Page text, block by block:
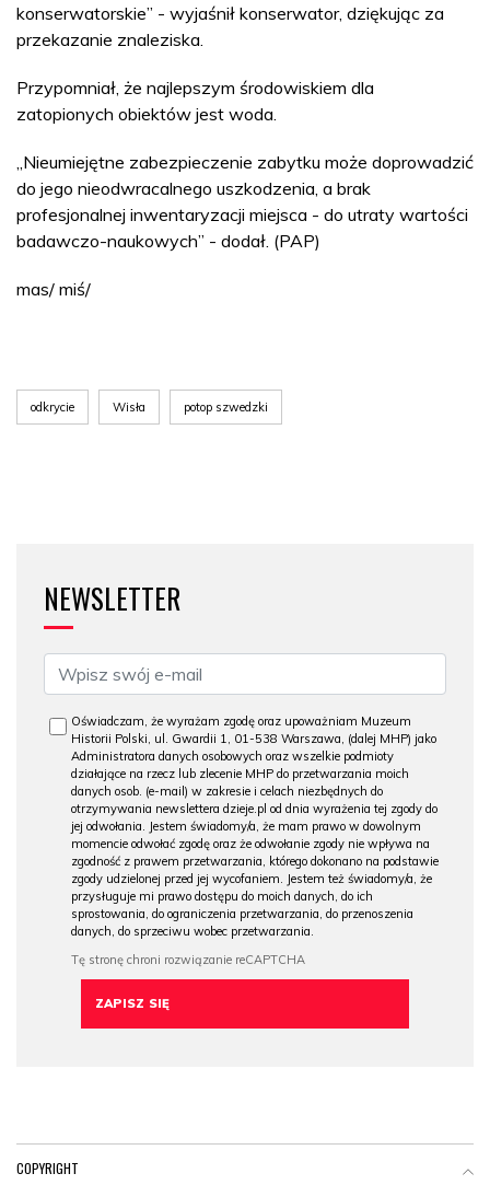
konserwatorskie” - wyjaśnił konserwator, dziękując za
przekazanie znaleziska.
Przypomniał, że najlepszym środowiskiem dla
zatopionych obiektów jest woda.
„Nieumiejętne zabezpieczenie zabytku może doprowadzić
do jego nieodwracalnego uszkodzenia, a brak
profesjonalnej inwentaryzacji miejsca - do utraty wartości
badawczo-naukowych” - dodał. (PAP)
mas/ miś/
odkrycie Wisła potop szwedzki
NEWSLETTER
Oświadczam, że wyrażam zgodę oraz upoważniam Muzeum
Historii Polski, ul. Gwardii 1, 01-538 Warszawa, (dalej MHP) jako
Administratora danych osobowych oraz wszelkie podmioty
działające na rzecz lub zlecenie MHP do przetwarzania moich
danych osob. (e-mail) w zakresie i celach niezbędnych do
otrzymywania newslettera dzieje.pl od dnia wyrażenia tej zgody do
jej odwołania. Jestem świadomy/a, że mam prawo w dowolnym
momencie odwołać zgodę oraz że odwołanie zgody nie wpływa na
zgodność z prawem przetwarzania, którego dokonano na podstawie
zgody udzielonej przed jej wycofaniem. Jestem też świadomy/a, że
przysługuje mi prawo dostępu do moich danych, do ich
sprostowania, do ograniczenia przetwarzania, do przenoszenia
danych, do sprzeciwu wobec przetwarzania.
COPYRIGHT